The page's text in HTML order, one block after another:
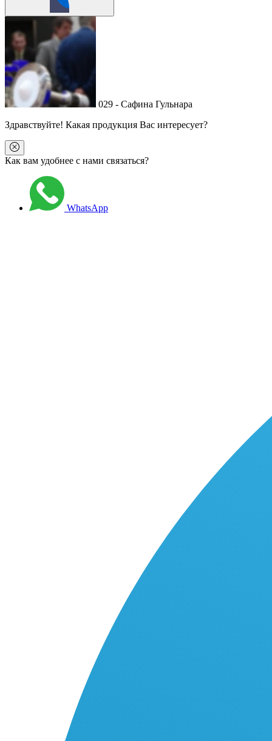
029 - Сафина Гульнара
Здравствуйте! Какая продукция Вас интересует?
Как вам удобнее с нами связаться?
WhatsApp